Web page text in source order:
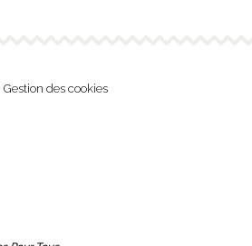
Gestion des cookies